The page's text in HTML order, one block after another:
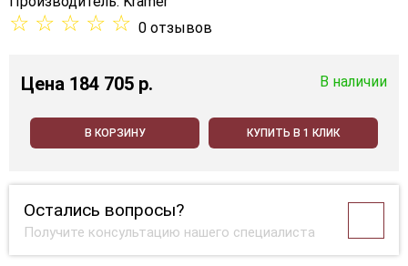
☆ ☆ ☆ ☆ ☆ 0 отзывов
Цена 184 705 p. В наличии
В КОРЗИНУ КУПИТЬ В 1 КЛИК
Остались вопросы?
Получите консультацию нашего специалиста